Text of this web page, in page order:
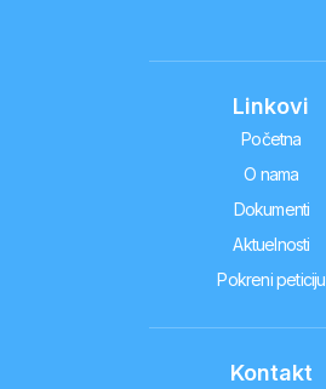
Linkovi
Početna
O nama
Dokumenti
Aktuelnosti
Pokreni peticiju
Kontakt